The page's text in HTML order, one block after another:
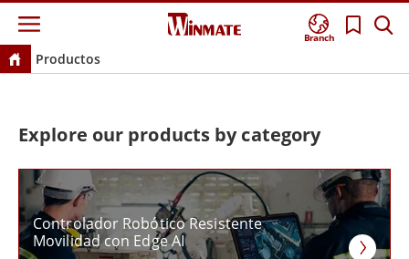
Branch
Productos
Explore our products by category
Controlador Robótico Resistente
Movilidad con Edge AI